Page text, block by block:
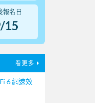
報名日
15
看更多
6 網速效